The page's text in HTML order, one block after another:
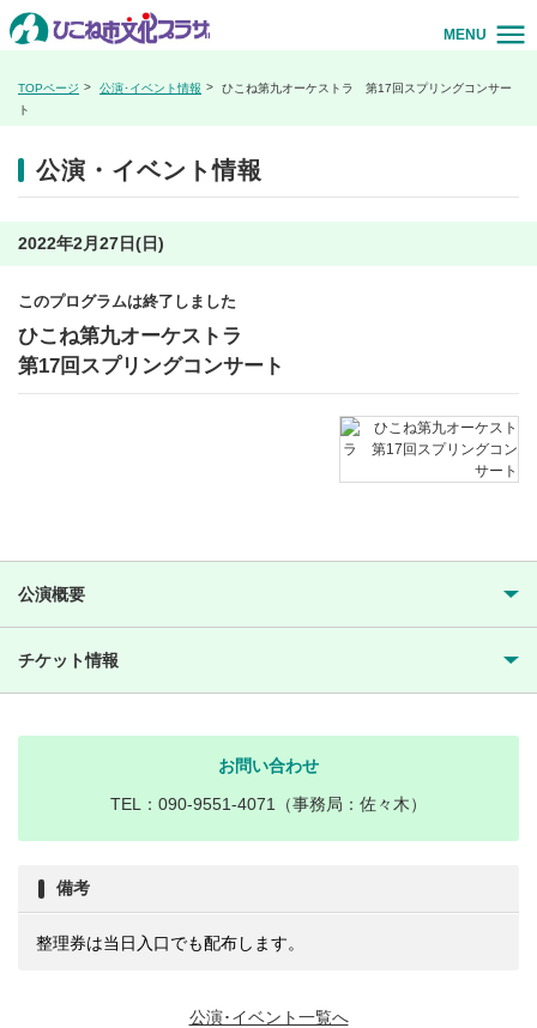
MENU
TOPページ 公演･イベント情報
ひこね第九オーケストラ 第17回スプリングコンサー
ト
公演・イベント情報
2022年2月27日(日)
このプログラムは終了しました
ひこね第九オーケストラ
第17回スプリングコンサート
公演概要
チケット情報
お問い合わせ
TEL：090-9551-4071（事務局：佐々木）
備考
整理券は当日入口でも配布します。
公演･イベント一覧へ